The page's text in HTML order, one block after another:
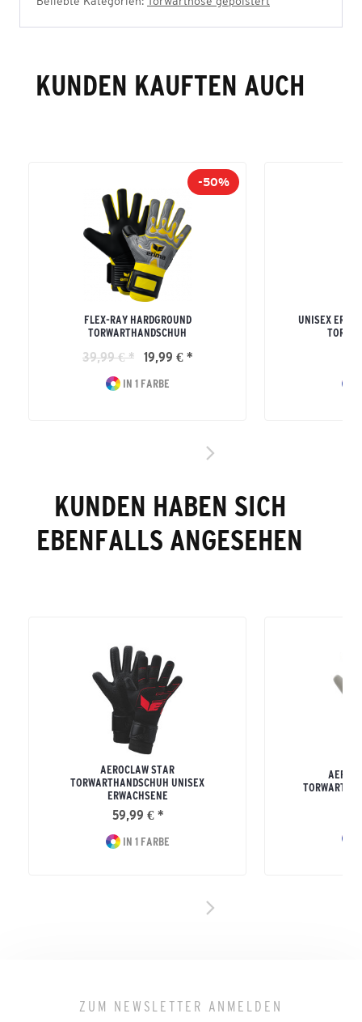
KUNDEN KAUFTEN AUCH
-50%
FLEX-RAY HARDGROUND
TORWARTHANDSCHUH
39,99 € * 19,99 € *
IN 1 FARBE
UNISEX
KUNDEN HABEN SICH
EBENFALLS ANGESEHEN
AEROCLAW STAR
TORWARTHANDSCHUH UNISEX
ERWACHSENE
59,99 € *
IN 1 FARBE
ZUM NEWSLETTER ANMELDEN